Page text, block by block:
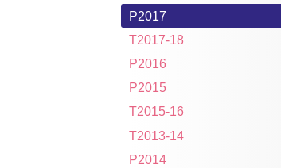
P2017
T2017-18
P2016
P2015
T2015-16
T2013-14
P2014